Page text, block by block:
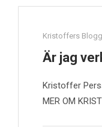
Kristoffers Blogg
Är jag
Kristoffer
MER OM